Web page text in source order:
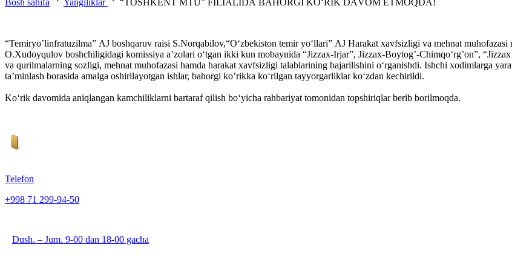
“Temiryoʼlinfratuzilma” АJ boshqaruv raisi S.Norqabilov,“O‘zbekiston temir yo‘llari” АJ Harakat xavfsizligi va mehnat
O.Xudoyqulov boshchiligidagi komissiya aʼzolari o‘tgan ikki kun mobaynida “Jizzax-Irjar”, Jizzax-Boytogʼ-Chimqo‘rgʼon”,
va qurilmalarning sozligi, mehnat muhofazasi hamda harakat xavfsizligi talablarining bajarilishini o‘rganishdi. Ishchi xodimlarga
taʼminlash borasida amalga oshirilayotgan ishlar, bahorgi koʼrikka ko‘rilgan tayyorgarliklar ko‘zdan kechirildi.
Ko‘rik davomida aniqlangan kamchiliklarni bartaraf qilish bo‘yicha rahbariyat tomonidan topshiriqlar berib borilmoqda.
Telefon
+998 71 299-94-50
Dush. – Jum. 9-00 dan 18-00 gacha